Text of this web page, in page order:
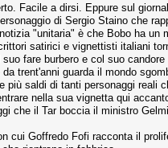
Facile a dirsi. Eppure sul
di Sergio Staino che
"unitaria" è che Bobo ha
satirici e vignettisti italiani
suo fare burbero e col suo
da trent'anni guarda il mondo
più saldi di tanti personaggi reali
nella sua vignetta qui
che il Tar boccia il ministro
cui Goffredo Fofi racconta il